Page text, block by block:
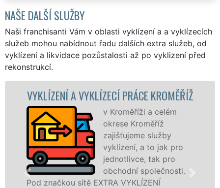
NAŠE DALŠÍ SLUŽBY
Naši franchisanti Vám v oblasti vyklízení a a vyklízecích
služeb mohou nabídnout řadu dalších extra služeb, od
vyklízení a likvidace pozůstalosti až po vyklizení před
rekonstrukcí.
VYKLÍZECÍ PRÁCE A SLUŽBY
Společnost EXTRA
VYKLÍZENÍ zajištuje
prostřednictvím
franchisových poboček
levné, přesto kvalitní a
profesionální vyklízecí
v Kroměříži a okolí. Poskytujeme tuto